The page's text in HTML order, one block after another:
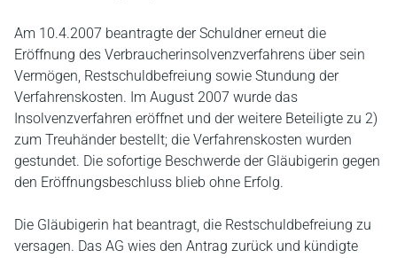
Am 10.4.2007 beantragte der Schuldner erneut die
Eröffnung des Verbraucherinsolvenzverfahrens über sein
Vermögen, Restschuldbefreiung sowie Stundung der
Verfahrenskosten. Im August 2007 wurde das
Insolvenzverfahren eröffnet und der weitere Beteiligte zu 2)
zum Treuhänder bestellt; die Verfahrenskosten wurden
gestundet. Die sofortige Beschwerde der Gläubigerin gegen
den Eröffnungsbeschluss blieb ohne Erfolg.
Die Gläubigerin hat beantragt, die Restschuldbefreiung zu
versagen. Das AG wies den Antrag zurück und kündigte